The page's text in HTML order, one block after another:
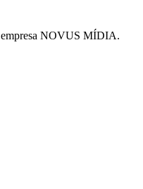
NOVUS MÍDIA.